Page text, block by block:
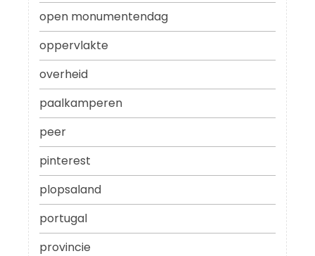
open monumentendag
oppervlakte
overheid
paalkamperen
peer
pinterest
plopsaland
portugal
provincie